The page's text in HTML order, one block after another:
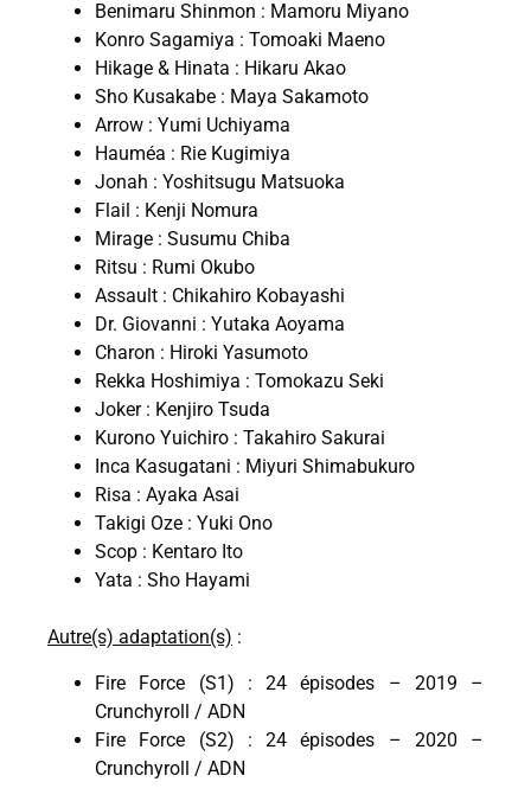
Benimaru Shinmon : Mamoru Miyano
Konro Sagamiya : Tomoaki Maeno
Hikage & Hinata : Hikaru Akao
Sho Kusakabe : Maya Sakamoto
Arrow : Yumi Uchiyama
Hauméa : Rie Kugimiya
Jonah : Yoshitsugu Matsuoka
Flail : Kenji Nomura
Mirage : Susumu Chiba
Ritsu : Rumi Okubo
Assault : Chikahiro Kobayashi
Dr. Giovanni : Yutaka Aoyama
Charon : Hiroki Yasumoto
Rekka Hoshimiya : Tomokazu Seki
Joker : Kenjiro Tsuda
Kurono Yuichiro : Takahiro Sakurai
Inca Kasugatani : Miyuri Shimabukuro
Risa : Ayaka Asai
Takigi Oze : Yuki Ono
Scop : Kentaro Ito
Yata : Sho Hayami
Autre(s) adaptation(s) :
Fire Force (S1) : 24 épisodes – 2019 –
Crunchyroll / ADN
Fire Force (S2) : 24 épisodes – 2020 –
Crunchyroll / ADN